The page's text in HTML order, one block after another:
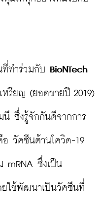
ทำร่วมกับ BioNTech
รียญ (ยอดขายปี 2019)
นี ซึ่งรู้จักกันดีจากการ
อ วัคซีนต้านโควิด-19
mRNA ซึ่งเป็น
ยใช้พัฒนาเป็นวัคซีนที่